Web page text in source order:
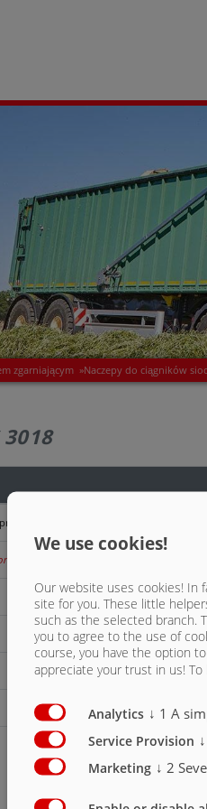
zgarniającym »Naczepy do ciągników
3018
łączącego
(żółte)
We use cookies!
Our website uses cookies! In
site for you. These little
such as the selected branch.
you to agree to the use of
course, you have the option
appreciate your trust in us! To
Analytics ↓ 1 A
Service Provision ↓
Marketing ↓ 2